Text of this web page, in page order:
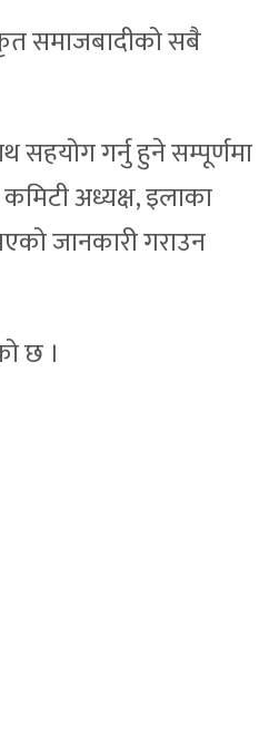
समाजबादीको सबै
सहयोग गर्नु हुने सम्पूर्णमा
अध्यक्ष, इलाका
जानकारी गराउन
छ ।